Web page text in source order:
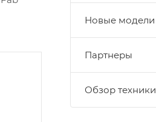
Новые модели
Партнеры
Обзор техники